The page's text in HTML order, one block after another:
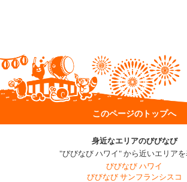
このページのトップへ
身近なエリアのびびなび
"びびなび ハワイ" から近いエリアを
びびなび ハワイ
びびなび サンフランシスコ